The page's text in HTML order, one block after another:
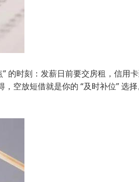
的时刻：发薪日前要交房租，信用
空放短借就是你的 “及时补位” 选